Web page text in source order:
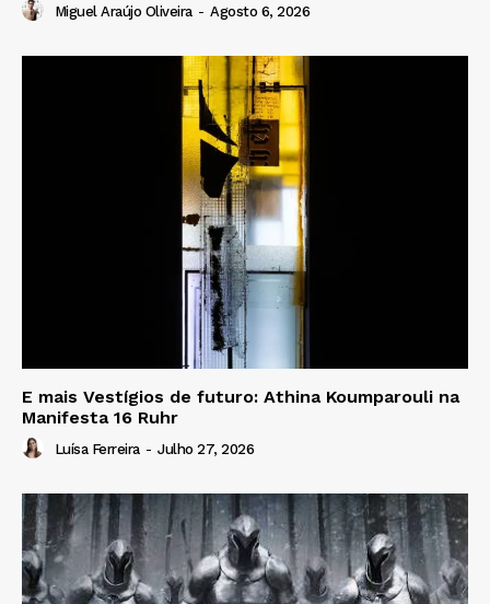
Miguel Araújo Oliveira - Agosto 6, 2026
E mais Vestígios de futuro: Athina Koumparouli na
Manifesta 16 Ruhr
Luísa Ferreira - Julho 27, 2026